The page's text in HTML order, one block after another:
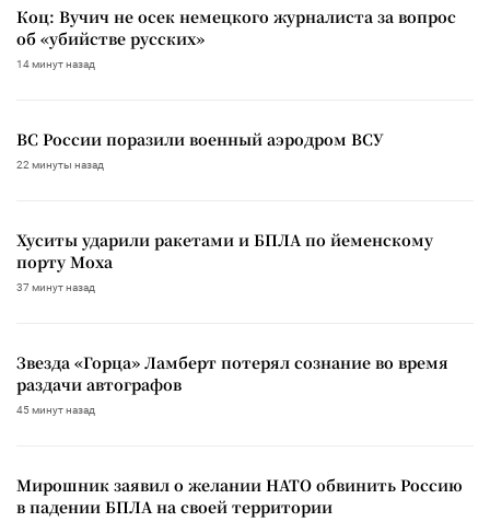
Коц: Вучич не осек немецкого журналиста за вопрос
об «убийстве русских»
14 минут назад
ВС России поразили военный аэродром ВСУ
22 минуты назад
Хуситы ударили ракетами и БПЛА по йеменскому
порту Моха
37 минут назад
Звезда «Горца» Ламберт потерял сознание во время
раздачи автографов
45 минут назад
Мирошник заявил о желании НАТО обвинить Россию
в падении БПЛА на своей территории